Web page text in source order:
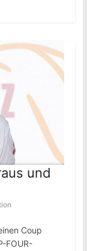
und
Coup
FOUR-